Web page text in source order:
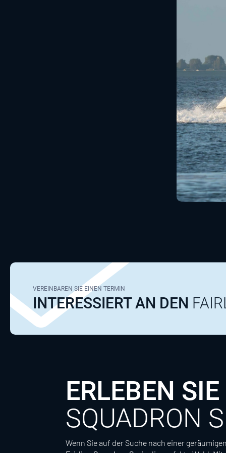
VEREINBAREN SIE EINEN TERMIN
INTERESSIERT AN DEN
ERLEBEN
SQUADRON
Wenn Sie auf der Suche nach einer